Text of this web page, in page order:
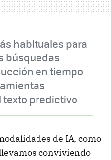
habituales para
búsquedas
en tiempo
texto predictivo
de IA, como
conviviendo